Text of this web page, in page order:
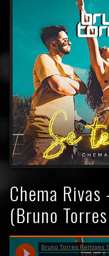
Chema Rivas
(Bruno